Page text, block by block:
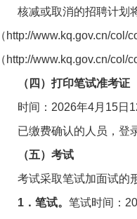
核减或取消的招聘计划
（http://www.kq.gov.cn/
（http://www.kq.gov.cn/
（四）打印笔试准考证
时间：2026年4月15日
已缴费确认的人员，登
（五）考试
考试采取笔试加面试的
1．笔试。 笔试时间：